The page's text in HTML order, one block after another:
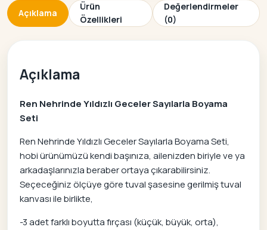
Açıklama
Ürün
Özellikleri
Değerlendirmeler
(0)
Açıklama
Ren Nehrinde Yıldızlı Geceler Sayılarla Boyama
Seti
Ren Nehrinde Yıldızlı Geceler Sayılarla Boyama Seti,
hobi ürünümüzü kendi başınıza, ailenizden biriyle ve ya
arkadaşlarınızla beraber ortaya çıkarabilirsiniz.
Seçeceğiniz ölçüye göre tuval şasesine gerilmiş tuval
kanvası ile birlikte,
-3 adet farklı boyutta fırçası (küçük, büyük, orta),